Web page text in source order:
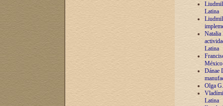
Latina
Natalia
Latina
México
Dánae
Olga
Latina